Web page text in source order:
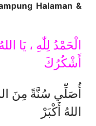
Halaman &
الْحَمْدُ لِلّٰهِ ، يَا
أَشْكُرُكَ
أُصَلِّي سُنَّةً مِنَ
اللهُ أَكْبَرْ